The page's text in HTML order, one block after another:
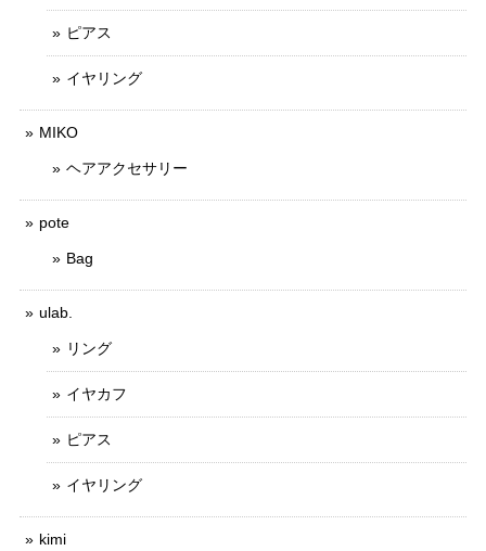
ピアス
イヤリング
MIKO
ヘアアクセサリー
pote
Bag
ulab.
リング
イヤカフ
ピアス
イヤリング
kimi